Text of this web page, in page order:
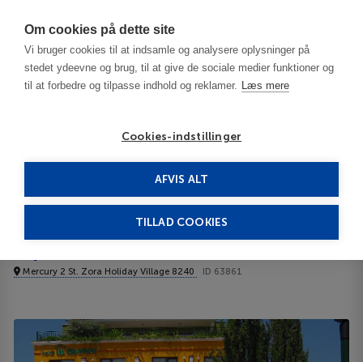
Om cookies på dette site
Vi bruger cookies til at indsamle og analysere oplysninger på
stedet ydeevne og brug, til at give de sociale medier funktioner og
til at forbedre og tilpasse indhold og reklamer. Læs mere
Cookies-indstillinger
AFVIS ALT
TILLAD COOKIES
Burgas / Black Sea Resorts
Kiparisite 4****
Mercury 2 St. Zora Holiday Village 8240 ID 63861